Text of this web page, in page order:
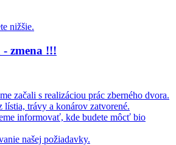
nižšie.
zmena !!!
začali s realizáciou prác zberného dvora.
lístia, trávy a konárov zatvorené.
informovať, kde budete môcť bio
našej požiadavky.